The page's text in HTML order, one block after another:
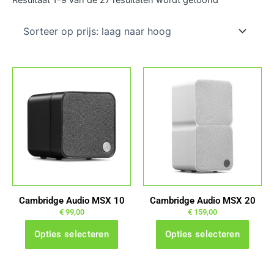
hoog
Cambridge Audio MSX 10
€99,00
Opties selecteren
product
heeft
meerdere
variaties.
Deze
optie
worden
op
de
productpagina
Cambridge Audio MSX 20
€ 159,00
Opties selecteren
product
heeft
meerdere
variaties.
Deze
optie
kan
worden
op
de
productpagina